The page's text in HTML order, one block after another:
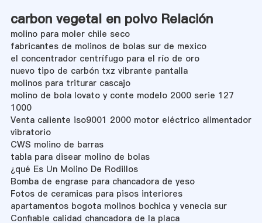
carbon vegetal en polvo Relación
molino para moler chile seco
fabricantes de molinos de bolas sur de mexico
el concentrador centrífugo para el río de oro
nuevo tipo de carbón txz vibrante pantalla
molinos para triturar cascajo
molino de bola lovato y conte modelo 2000 serie 127
1000
Venta caliente iso9001 2000 motor eléctrico alimentador
vibratorio
CWS molino de barras
tabla para disear molino de bolas
¿qué Es Un Molino De Rodillos
Bomba de engrase para chancadora de yeso
Fotos de ceramicas para pisos interiores
apartamentos bogota molinos bochica y venecia sur
Confiable calidad chancadora de la placa